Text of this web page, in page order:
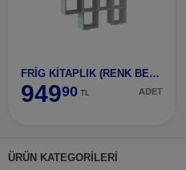
FRİG KİTAPLIK (RENK BEYAZ)
94990 TL ADET
ÜRÜN KATEGORİLERİ